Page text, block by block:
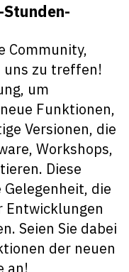
Stunden-
Community,
uns zu treffen!
um
Funktionen,
Versionen, die
Workshops,
Diese
die
Entwicklungen
Seien Sie dabei
der neuen
an!